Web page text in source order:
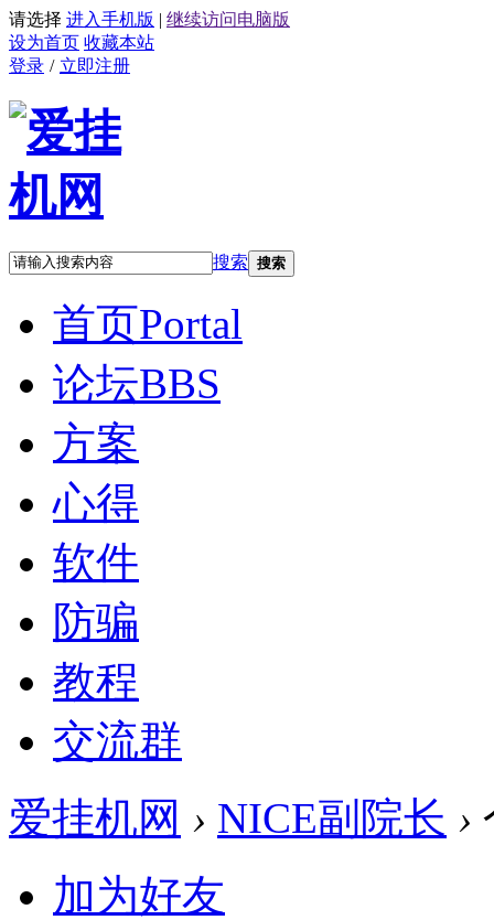
请选择 进入手机版 | 继续访问电脑版
设为首页 收藏本站
登录 / 立即注册
搜索 搜索
首页Portal
论坛BBS
方案
心得
软件
防骗
教程
交流群
爱挂机网 › NICE副院长 ›
加为好友